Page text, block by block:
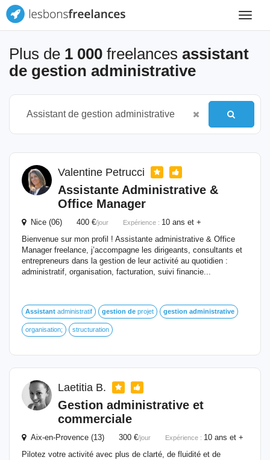
Toggle
Plus de 1 000 freelances assistant
de gestion administrative
Valentine Petrucci
Assistante Administrative &
Office Manager
Nice (06) 400 €/jour Expérience : 10 ans et +
Bienvenue sur mon profil ! Assistante administrative & Office
Manager freelance, j’accompagne les dirigeants, consultants et
entrepreneurs dans la gestion de leur activité au quotidien :
administratif, organisation, facturation, suivi financie...
Assistant administratif gestion de projet gestion administrative
organisation; structuration
Laetitia B.
Gestion administrative et
commerciale
Aix-en-Provence (13) 300 €/jour Expérience : 10 ans et +
Pilotez votre activité avec plus de clarté, de fluidité et de